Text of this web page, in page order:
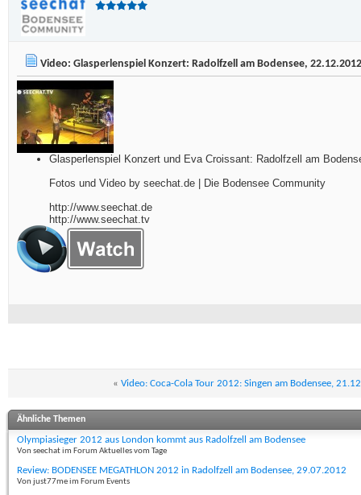
Video: Glasperlenspiel Konzert: Radolfzell am Bodensee, 22.12.2012
Glasperlenspiel Konzert und Eva Croissant: Radolfzell am
Fotos und Video by seechat.de | Die Bodensee Community
http://www.seechat.de
http://www.seechat.tv
« Video: Coca-Cola Tour 2012: Singen am Bodensee,
Ähnliche Themen
Olympiasieger 2012 aus London kommt aus Radolfzell am Bodensee
Von seechat im Forum Aktuelles vom Tage
Review: BODENSEE MEGATHLON 2012 in Radolfzell am Bodensee, 29.07.2012
Von just77me im Forum Events